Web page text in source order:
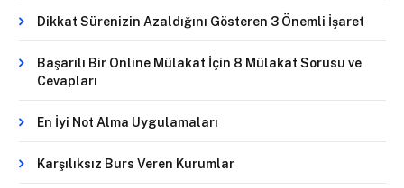
Dikkat Sürenizin Azaldığını Gösteren 3 Önemli İşaret
Başarılı Bir Online Mülakat İçin 8 Mülakat Sorusu ve
Cevapları
En İyi Not Alma Uygulamaları
Karşılıksız Burs Veren Kurumlar